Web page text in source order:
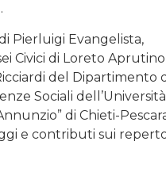
Pierluigi Evangelista,
Civici di Loreto
del Dipartimento
Sociali dell’Università
di Chieti-
e contributi sui